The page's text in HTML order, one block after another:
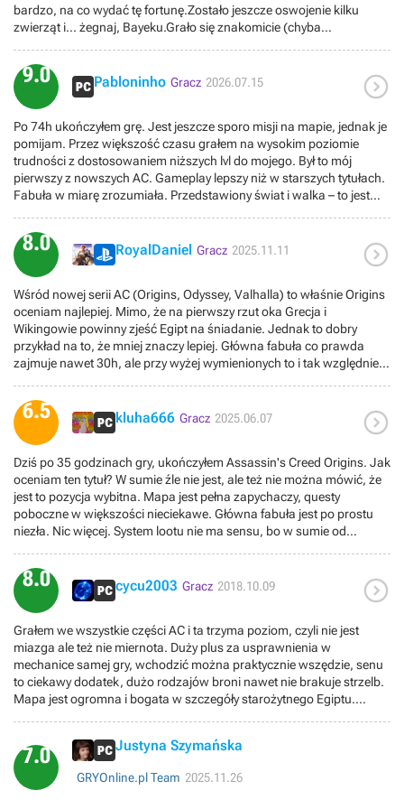
wypustów? W jednej chwili facet wejdzie na wszystko, aż tu nagle
PIRAMIDA i już jest kłopot.
zmieniają rozgrywkę i jej wygląd np. od lvlu 1 latać z zapalającym
łukiem niby fajnie się łupiło statki kupieckie ale jakoś mi to nie
pasowało tak wcześnie - przez powyższe ciężko wyczuć status
bohatera ubrania/zwierzęta z jednej strony liche a z drugiej z
przepustki sezonowej jak dla jakiegoś arystokraty to wprowadza
urozmaicenie ale za razem robi bardzo mieszany odbiór gry w mojej
wyglądu wraz z rozwojem bohatera - wydaje mi się że liczba
rodzajów łuków jest przesadzona gdy można mieć tylko 2 pod ręką -
grafika myślałem że będzie lepsza zwłaszcza textury podłoża są
słabawe i animacja ognia wręcz tragiczna z bliska Od czasów
Wiedźmina 3 nie przechodziłem tak dokładnie żadnej gry z otwartym
światem. Ubi się nawet udała ta gierka ocena po patchu 1.10
bardzo, na co wydać tę fortunę.Zostało jeszcze oswojenie kilku
zwierząt i... żegnaj, Bayeku.Grało się znakomicie (chyba
wiele wad. Ostateczna ocena 8.5/10.
9.0 Pabloninho Gracz 2026.07.15 
Po 74h ukończyłem grę. Jest jeszcze sporo misji na mapie, jednak je
pomijam. Przez większość czasu grałem na wysokim poziomie
trudności z dostosowaniem niższych lvl do mojego. Był to mój
pierwszy z nowszych AC. Gameplay lepszy niż w starszych tytułach.
Fabuła w miarę zrozumiała. Przedstawiony świat i walka – to jest
poza wielkością mapy i powtarzalnymi misjami.PS: zanim zagrałem
w tą grę marzył mi się AC w czasach starożytnego Rzymu, właśnie w
okolicach czasu historii w tej grze. Teraz wiem, że będzie z tym
problem. :/
8.0 RoyalDaniel Gracz 2025.11.11 
Wśród nowej serii AC (Origins, Odyssey, Valhalla) to właśnie Origins
oceniam najlepiej. Mimo, że na pierwszy rzut oka Grecja i
Wikingowie powinny zjeść Egipt na śniadanie. Jednak to dobry
przykład na to, że mniej znaczy lepiej. Główna fabuła co prawda
zajmuje nawet 30h, ale przy wyżej wymienionych to i tak względnie
ale naprawdę ta część daje radę!
6.5 kluha666 Gracz 2025.06.07 
Dziś po 35 godzinach gry, ukończyłem Assassin's Creed Origins. Jak
oceniam ten tytuł? W sumie źle nie jest, ale też nie można mówić, że
jest to pozycja wybitna. Mapa jest pełna zapychaczy, questy
poboczne w większości nieciekawe. Główna fabuła jest po prostu
niezła. Nic więcej. System lootu nie ma sensu, bo w sumie od
za darmo jako DLC. Do tego bitwy morskie, to po prostu tragedia.
Nie wiem jak po świetnym Black Flag, Ubisoft robi coś takiego. Jeśli
chodzi o postacie, są spoko, ale Aya jest chyba najbardziej męczącą
bohaterką gier w ogóle. Dla mnie 6.5/10
8.0 cycu2003 Gracz 2018.10.09 
Grałem we wszystkie części AC i ta trzyma poziom, czyli nie jest
miazga ale też nie miernota. Duży plus za usprawnienia w
mechanice samej gry, wchodzić można praktycznie wszędzie, senu
to ciekawy dodatek, dużo rodzajów broni nawet nie brakuje strzelb.
Mapa jest ogromna i bogata w szczegóły starożytnego Egiptu.
godzin i nie żałuję :)
7.0 Justyna Szymańska
GRYOnline.pl Team 2025.11.26